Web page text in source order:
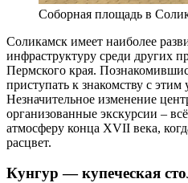
Соборная площадь в
Соликамск имеет наиболее
инфраструктуру среди других
Пермского края.
приступать к знакомству с
Незначительное изменение
организованные экскурсии –
атмосферу конца XVII века,
расцвет.
Кунгур — купеческая